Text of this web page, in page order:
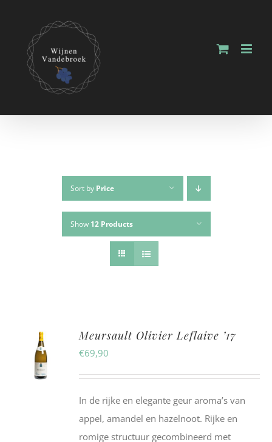
Sort by Price
Show 12 Products
TOEVOEGEN
AAN
Meursault Olivier Leflaive ’17
€69,90
In de rijke en elegante geur aroma’s van
appel, amandel en hazelnoot. Rijke en
romige structuur gecombineerd met